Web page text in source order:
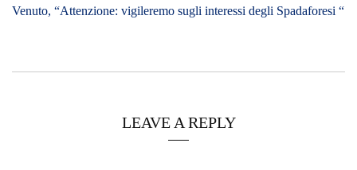
Venuto, “Attenzione: vigileremo sugli interessi degli Spadaforesi “
LEAVE A REPLY